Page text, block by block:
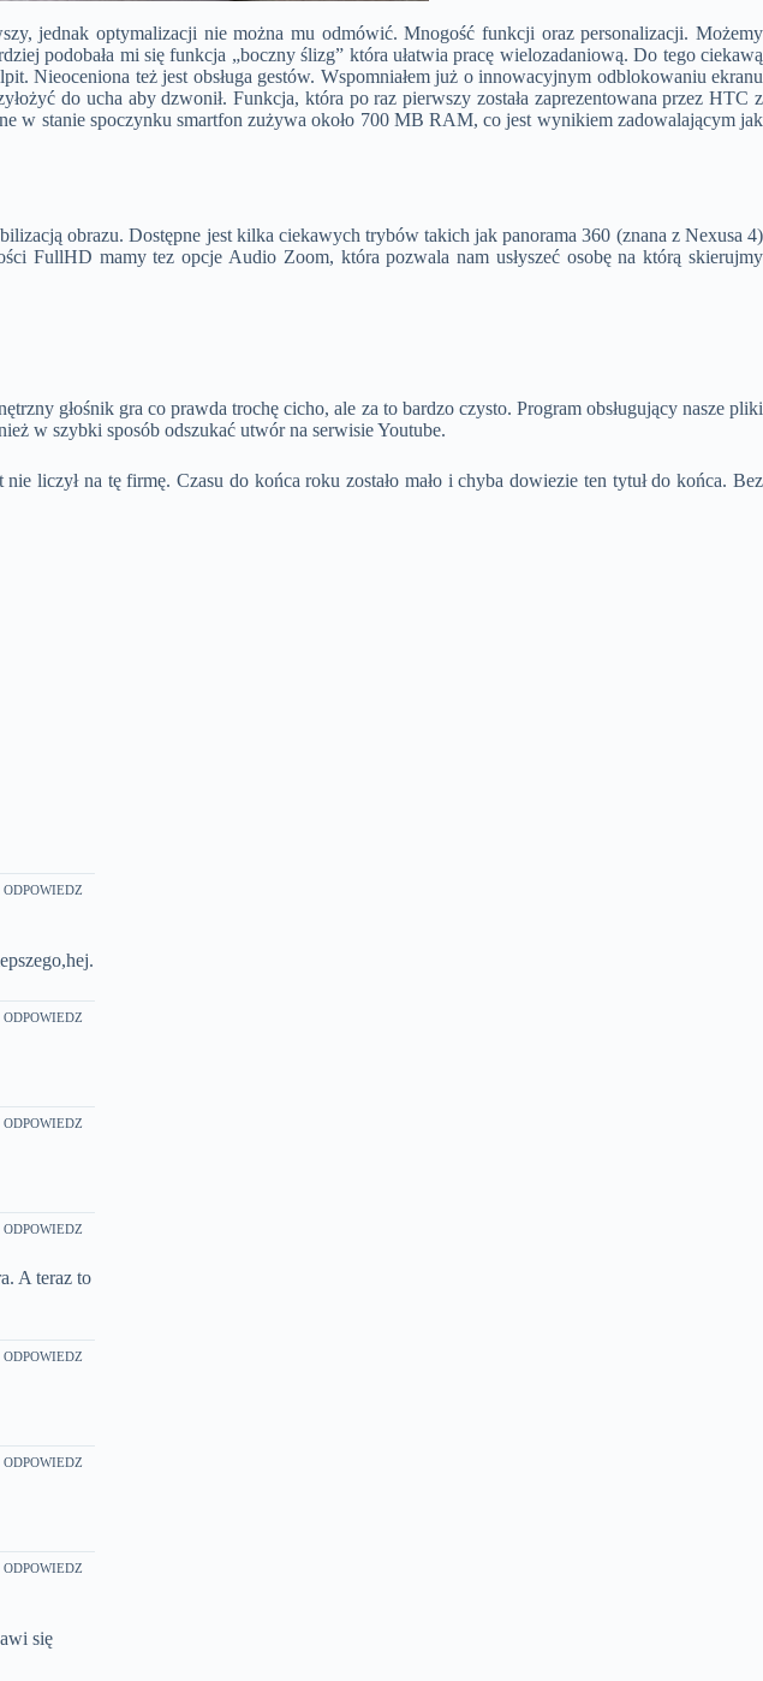
jednak optymalizacji nie można mu odmówić. Mnogość funkcji oraz personalizacji. Możemy
podobała mi się funkcja „boczny ślizg” która ułatwia pracę wielozadaniową. Do tego ciekawą
Nieoceniona też jest obsługa gestów. Wspomniałem już o innowacyjnym odblokowaniu ekranu
do ucha aby dzwonił. Funkcja, która po raz pierwszy została zaprezentowana przez HTC z
stanie spoczynku smartfon zużywa około 700 MB RAM, co jest wynikiem zadowalającym jak
obrazu. Dostępne jest kilka ciekawych trybów takich jak panorama 360 (znana z Nexusa 4)
FullHD mamy tez opcje Audio Zoom, która pozwala nam usłyszeć osobę na którą skierujmy
głośnik gra co prawda trochę cicho, ale za to bardzo czysto. Program obsługujący nasze pliki
w szybki sposób odszukać utwór na serwisie Youtube.
liczył na tę firmę. Czasu do końca roku zostało mało i chyba dowiezie ten tytuł do końca. Bez
ODPOWIEDZ
ODPOWIEDZ
ODPOWIEDZ
ODPOWIEDZ
A teraz to
ODPOWIEDZ
ODPOWIEDZ
ODPOWIEDZ
się